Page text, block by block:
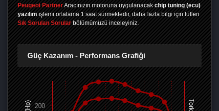
Peugeot PartnerAracınızın motoruna uygulanacak chip tuning (ecu)
yazılım işlemi ortalama 1 saat sürmektedir, daha fazla bilgi için lütfen
Sık Sorulan Sorular bölümümüzü inceleyiniz.
Güç Kazanım - Performans Grafiği
200